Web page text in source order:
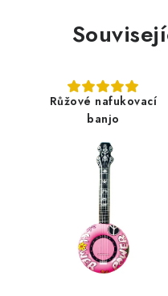
Růžové nafukovací
banjo